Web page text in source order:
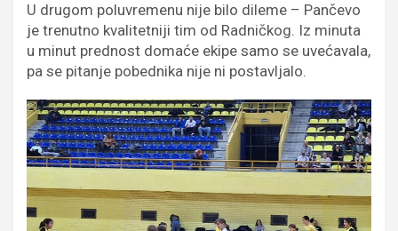
U drugom poluvremenu nije bilo dileme – Pančevo
je trenutno kvalitetniji tim od Radničkog. Iz minuta
u minut prednost domaće ekipe samo se uvećavala,
pa se pitanje pobednika nije ni postavljalo.